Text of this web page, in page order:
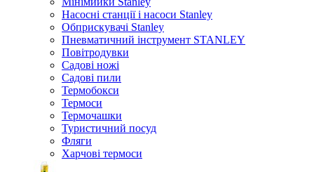
Насосні станції і насоси Stanley
Обприскувачі Stanley
Пневматичний інструмент STANLEY
Повітродувки
Садові ножі
Садові пили
Термобокси
Термоси
Термочашки
Туристичний посуд
Фляги
Харчові термоси